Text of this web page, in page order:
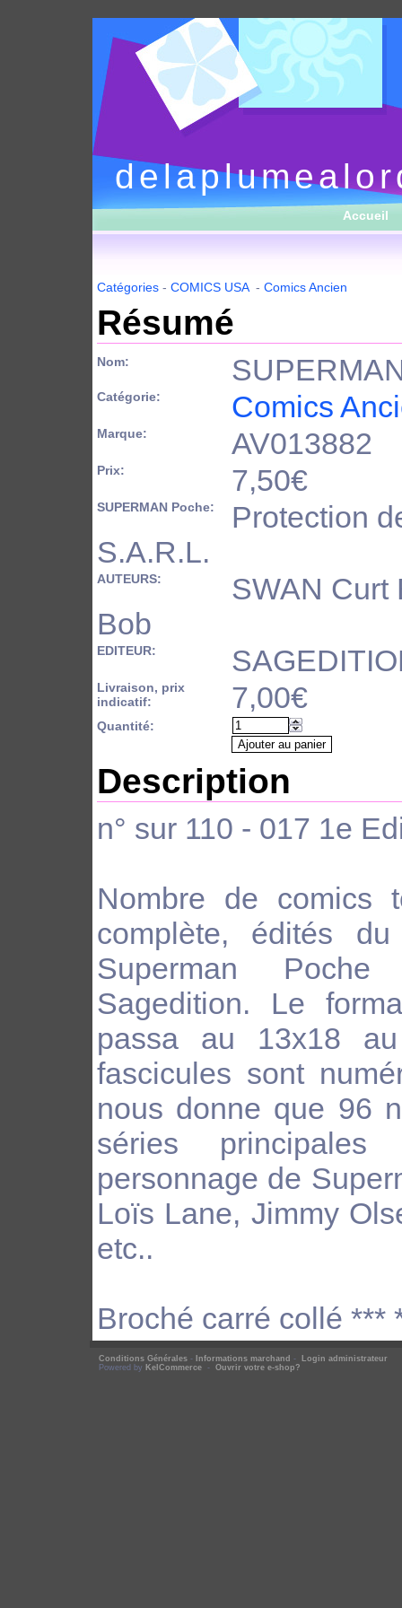
Accueil
Catégories- COMICS USA - Comics Ancien
Résumé
Nom:
Catégorie: Comics
Marque: AV013882
Prix: 7,50€
SUPERMAN Poche:
Protection
S.A.R.L.
AUTEURS:
SWAN Curt
Bob
EDITEUR:
Livraison, prix
indicatif:
7,00€
Quantité:
Description
n° sur 110 - 017 1e
Nombre de comics
complète, édités
Superman
Sagedition. Le
passa au 13x18
fascicules sont
nous donne que 96
séries
personnage de
Loïs Lane, Jimmy
etc..
Broché carré collé ***
Conditions Générales - Informations marchand -
Login administrateur
Powered by KelCommerce - Ouvrir votre e-shop?